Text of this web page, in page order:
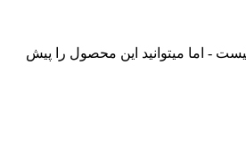
- اما میتوانید این محصول را پیش